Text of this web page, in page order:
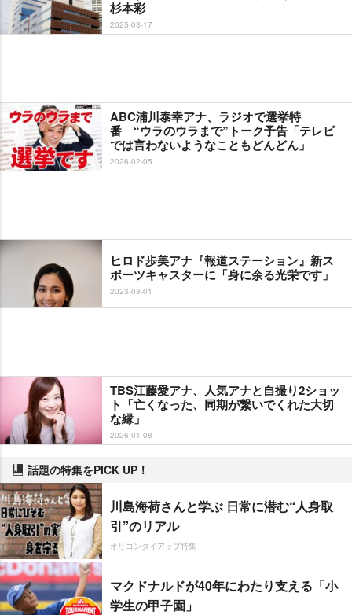
杉本彩
2025-03-17
ABC浦川泰幸アナ、ラジオで選挙特
番 “ウラのウラまで”トーク予告「テレビ
では言わないようなこともどんどん」
2026-02-05
ヒロド歩美アナ『報道ステーション』新ス
ポーツキャスターに「身に余る光栄です」
2023-03-01
TBS江藤愛アナ、人気アナと自撮り2ショッ
ト「亡くなった、同期が繋いでくれた大切
な縁」
2026-01-08
話題の特集をPICK UP！
川島海荷さんと学ぶ 日常に潜む“人身取
引”のリアル
オリコンタイアップ特集
マクドナルドが40年にわたり支える「小
学生の甲子園」